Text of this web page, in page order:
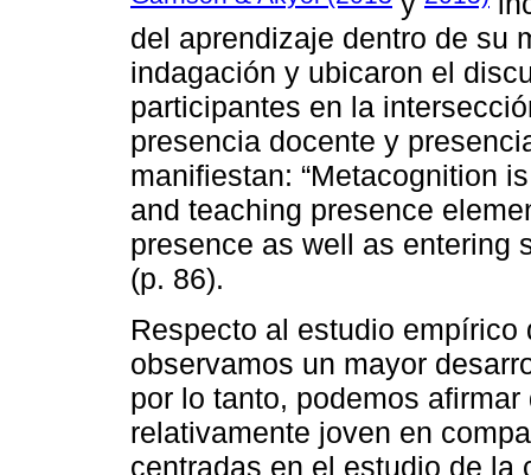
del aprendizaje dentro de su
indagación y ubicaron el
participantes en la
presencia docente y
manifiestan: “Metacognition
and teaching presence
presence as well as entering
(p. 86).
Respecto al estudio
observamos un mayor
por lo tanto, podemos
relativamente joven en
centradas en el estudio de la